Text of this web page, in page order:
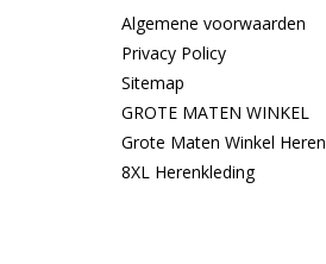
Algemene voorwaarden
Privacy Policy
Sitemap
GROTE MATEN WINKEL
Grote Maten Winkel Heren
8XL Herenkleding